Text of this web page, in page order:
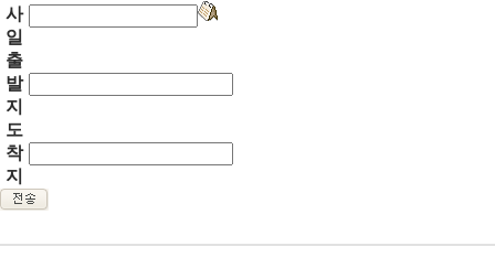
사
일
출
발
지
도
착
지